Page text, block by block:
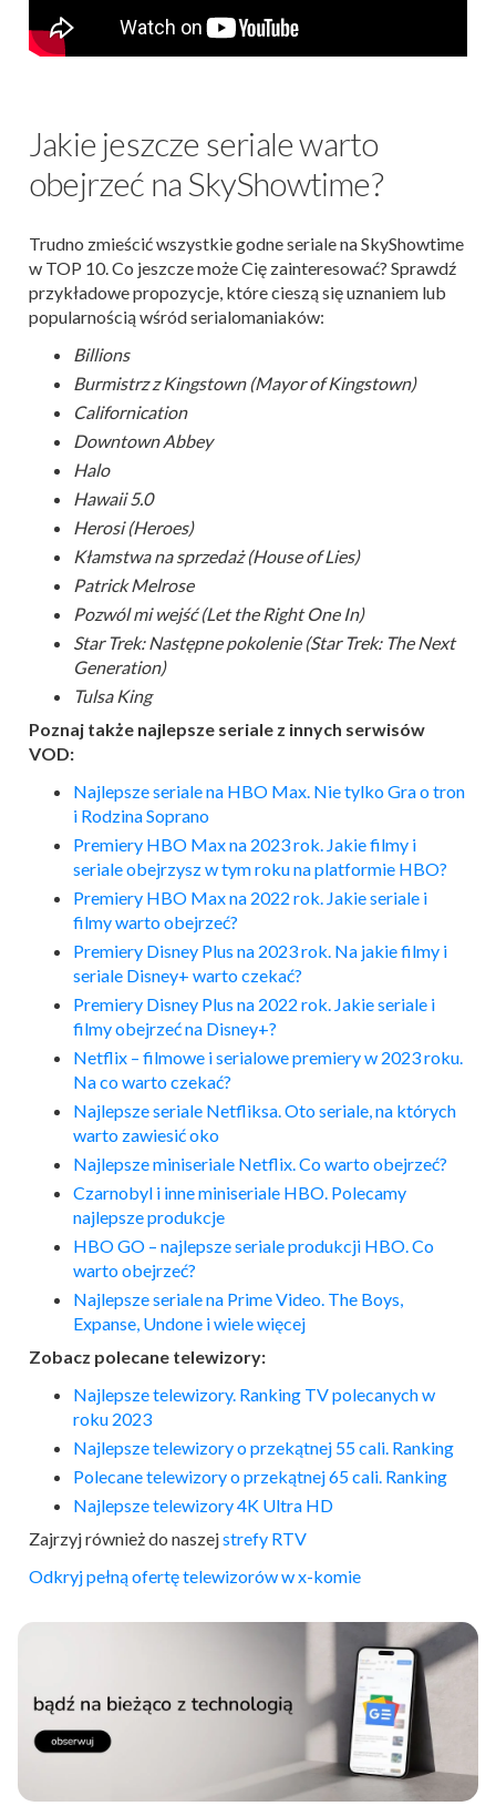
Jakie jeszcze seriale warto
obejrzeć na SkyShowtime?
Trudno zmieścić wszystkie godne seriale na SkyShowtime
w TOP 10. Co jeszcze może Cię zainteresować? Sprawdź
przykładowe propozycje, które cieszą się uznaniem lub
popularnością wśród serialomaniaków:
Billions
Burmistrz z Kingstown (Mayor of Kingstown)
Californication
Downtown Abbey
Halo
Hawaii 5.0
Herosi (Heroes)
Kłamstwa na sprzedaż (House of Lies)
Patrick Melrose
Pozwól mi wejść (Let the Right One In)
Star Trek: Następne pokolenie (Star Trek: The Next
Generation)
Tulsa King
Poznaj także najlepsze seriale z innych serwisów
VOD:
Najlepsze seriale na HBO Max. Nie tylko Gra o tron
i Rodzina Soprano
Premiery HBO Max na 2023 rok. Jakie filmy i
seriale obejrzysz w tym roku na platformie HBO?
Premiery HBO Max na 2022 rok. Jakie seriale i
filmy warto obejrzeć?
Premiery Disney Plus na 2023 rok. Na jakie filmy i
seriale Disney+ warto czekać?
Premiery Disney Plus na 2022 rok. Jakie seriale i
filmy obejrzeć na Disney+?
Netflix – filmowe i serialowe premiery w 2023 roku.
Na co warto czekać?
Najlepsze seriale Netfliksa. Oto seriale, na których
warto zawiesić oko
Najlepsze miniseriale Netflix. Co warto obejrzeć?
Czarnobyl i inne miniseriale HBO. Polecamy
najlepsze produkcje
HBO GO – najlepsze seriale produkcji HBO. Co
warto obejrzeć?
Najlepsze seriale na Prime Video. The Boys,
Expanse, Undone i wiele więcej
Zobacz polecane telewizory:
Najlepsze telewizory. Ranking TV polecanych w
roku 2023
Najlepsze telewizory o przekątnej 55 cali. Ranking
Polecane telewizory o przekątnej 65 cali. Ranking
Najlepsze telewizory 4K Ultra HD
Zajrzyj również do naszejstrefy RTV
Odkryj pełną ofertę telewizorów w x-komie